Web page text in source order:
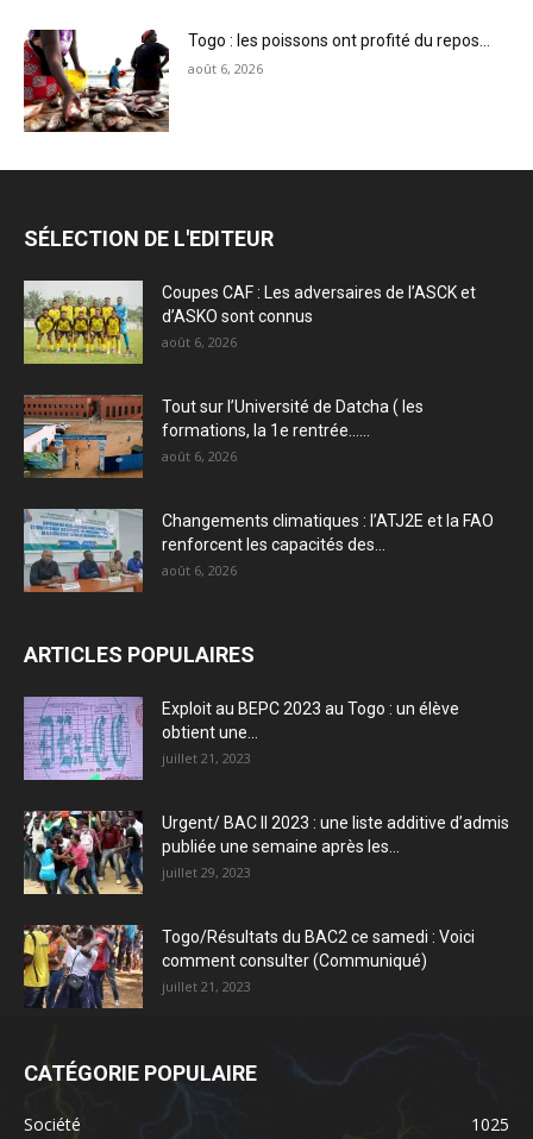
Togo : les poissons ont profité du repos…
août 6, 2026
SÉLECTION DE L'EDITEUR
Coupes CAF : Les adversaires de l’ASCK et
d’ASKO sont connus
août 6, 2026
Tout sur l’Université de Datcha ( les
formations, la 1e rentrée…...
août 6, 2026
Changements climatiques : l’ATJ2E et la FAO
renforcent les capacités des...
août 6, 2026
ARTICLES POPULAIRES
Exploit au BEPC 2023 au Togo : un élève
obtient une...
juillet 21, 2023
Urgent/ BAC II 2023 : une liste additive d’admis
publiée une semaine après les...
juillet 29, 2023
Togo/Résultats du BAC2 ce samedi : Voici
comment consulter (Communiqué)
juillet 21, 2023
CATÉGORIE POPULAIRE
Société
1025